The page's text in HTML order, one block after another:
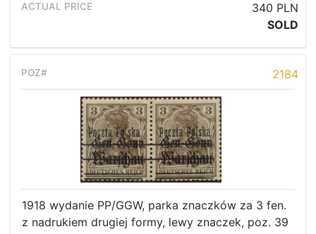
340 PLN
SOLD
2184
1918 wydanie PP/GGW, parka znaczków za 3 fen.
z nadrukiem drugiej formy, lewy znaczek, poz. 39